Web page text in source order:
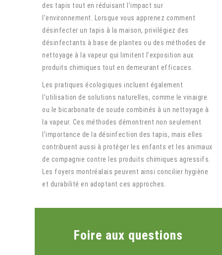
des tapis tout en réduisant l’impact sur
l’environnement. Lorsque vous apprenez comment
désinfecter un tapis à la maison, privilégiez des
désinfectants à base de plantes ou des méthodes de
nettoyage à la vapeur qui limitent l’exposition aux
produits chimiques tout en demeurant efficaces.
Les pratiques écologiques incluent également
l’utilisation de solutions naturelles, comme le vinaigre
ou le bicarbonate de soude combinés à un nettoyage à
la vapeur. Ces méthodes démontrent non seulement
l’importance de la désinfection des tapis, mais elles
contribuent aussi à protéger les enfants et les animaux
de compagnie contre les produits chimiques agressifs.
Les foyers montréalais peuvent ainsi concilier hygiène
et durabilité en adoptant ces approches.
Foire aux questions